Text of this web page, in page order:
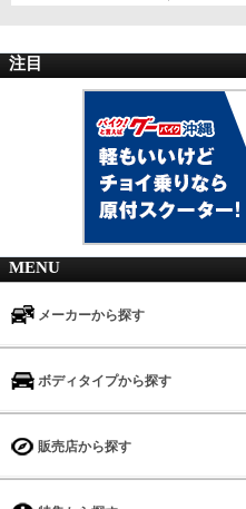
注目
MENU
メーカーから探す
ボディタイプから探す
販売店から探す